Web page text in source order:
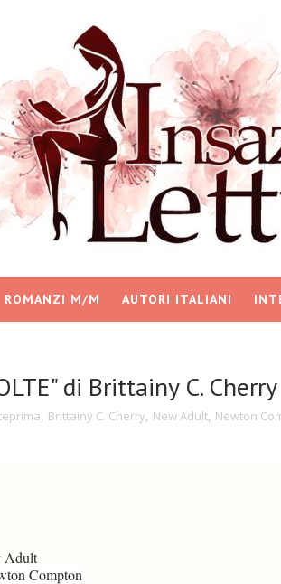
ROMANZI M/M AUTORI ITALIANI
di Brittainy C. Cherry
, Brittainy C. Cherry, New Adult, Newton
Adult
Compton